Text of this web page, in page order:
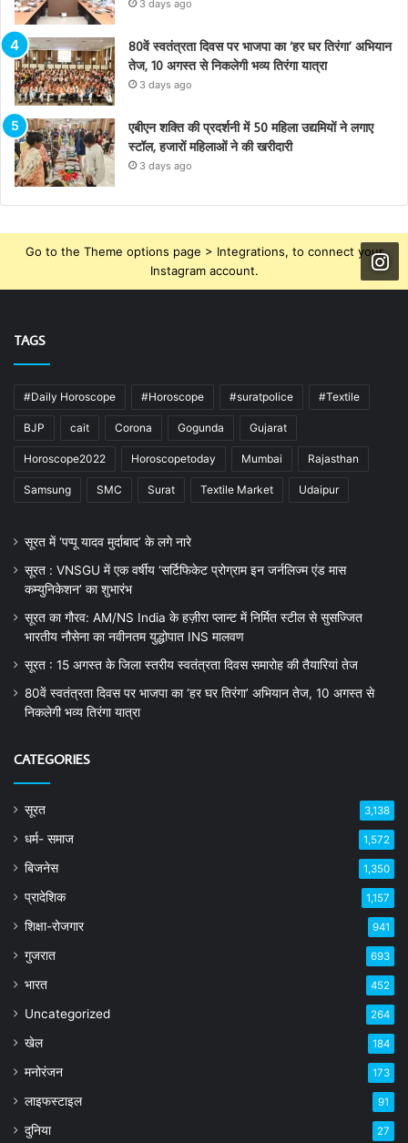
3 days ago
80वें स्वतंत्रता दिवस पर भाजपा का ‘हर घर तिरंगा’ अभियान
तेज, 10 अगस्त से निकलेगी भव्य तिरंगा यात्रा
3 days ago
एबीएन शक्ति की प्रदर्शनी में 50 महिला उद्यमियों ने लगाए
स्टॉल, हजारों महिलाओं ने की खरीदारी
3 days ago
Go to the Theme options page > Integrations, to connect your
Instagram account.
TAGS
#Daily Horoscope #Horoscope #suratpolice #Textile
BJP cait Corona Gogunda Gujarat
Horoscope2022 Horoscopetoday Mumbai Rajasthan
Samsung SMC Surat Textile Market Udaipur
सूरत में ‘पप्पू यादव मुर्दाबाद’ के लगे नारे
सूरत : VNSGU में एक वर्षीय ‘सर्टिफिकेट प्रोग्राम इन जर्नलिज्म एंड मास
कम्युनिकेशन’ का शुभारंभ
सूरत का गौरव: AM/NS India के हज़ीरा प्लान्ट में निर्मित स्टील से सुसज्जित
भारतीय नौसेना का नवीनतम युद्धोपात INS मालवण
सूरत : 15 अगस्त के जिला स्तरीय स्वतंत्रता दिवस समारोह की तैयारियां तेज
80वें स्वतंत्रता दिवस पर भाजपा का ‘हर घर तिरंगा’ अभियान तेज, 10 अगस्त से
निकलेगी भव्य तिरंगा यात्रा
CATEGORIES
सूरत 3,138
धर्म- समाज 1,572
बिजनेस 1,350
प्रादेशिक 1,157
शिक्षा-रोजगार 941
गुजरात 693
भारत 452
Uncategorized 264
खेल 184
मनोरंजन 173
लाइफस्टाइल 91
दुनिया 27